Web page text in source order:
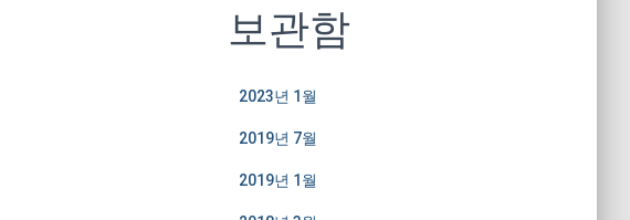
보관함
2023년 1월
2019년 7월
2019년 1월